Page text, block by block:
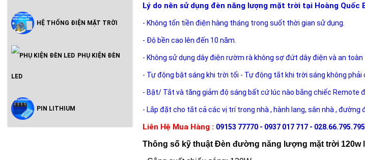
HỆ THỐNG ĐIỆN MẶT TRỜI
Inveter Hòa Lưới Có Lưu Trữ -
PHỤ KIỆN ĐÈN
LED
PIN LITHIUM
Lý do nên sử dụng đèn năng lượng mặt trời tại Hoàng Quốc
- Không tốn tiền điện hàng tháng trong suốt thời gian sử dụng.
- Độ bền cao lên đến 10 năm.
- Không sử dụng dây điện rườm rà không sợ đứt dây điện và an
- Tự động bật sáng khi trời tối - Tự động tắt khi trời sáng không
- Bật/ Tắt và tăng giảm độ sáng bất cứ lúc nào bằng chiếc Remote
- Lắp đặt cho tắt cả các vị trí trong nhà , hành lang, sân nhà , đường
Liên Hệ Mua Hàng : 09153 77770 - 0937 017 717 - 028.66.795.795
Thông số kỹ thuật Đèn đường năng lượng mặt trời 120w